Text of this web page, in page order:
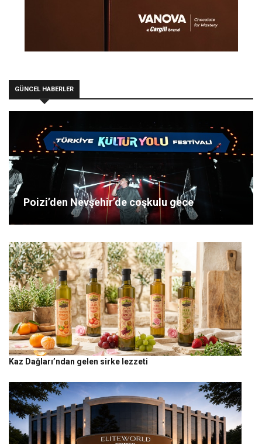
GÜNCEL HABERLER
Poizi’den Nevşehir’de coşkulu gece
Kaz Dağları’ndan gelen sirke lezzeti